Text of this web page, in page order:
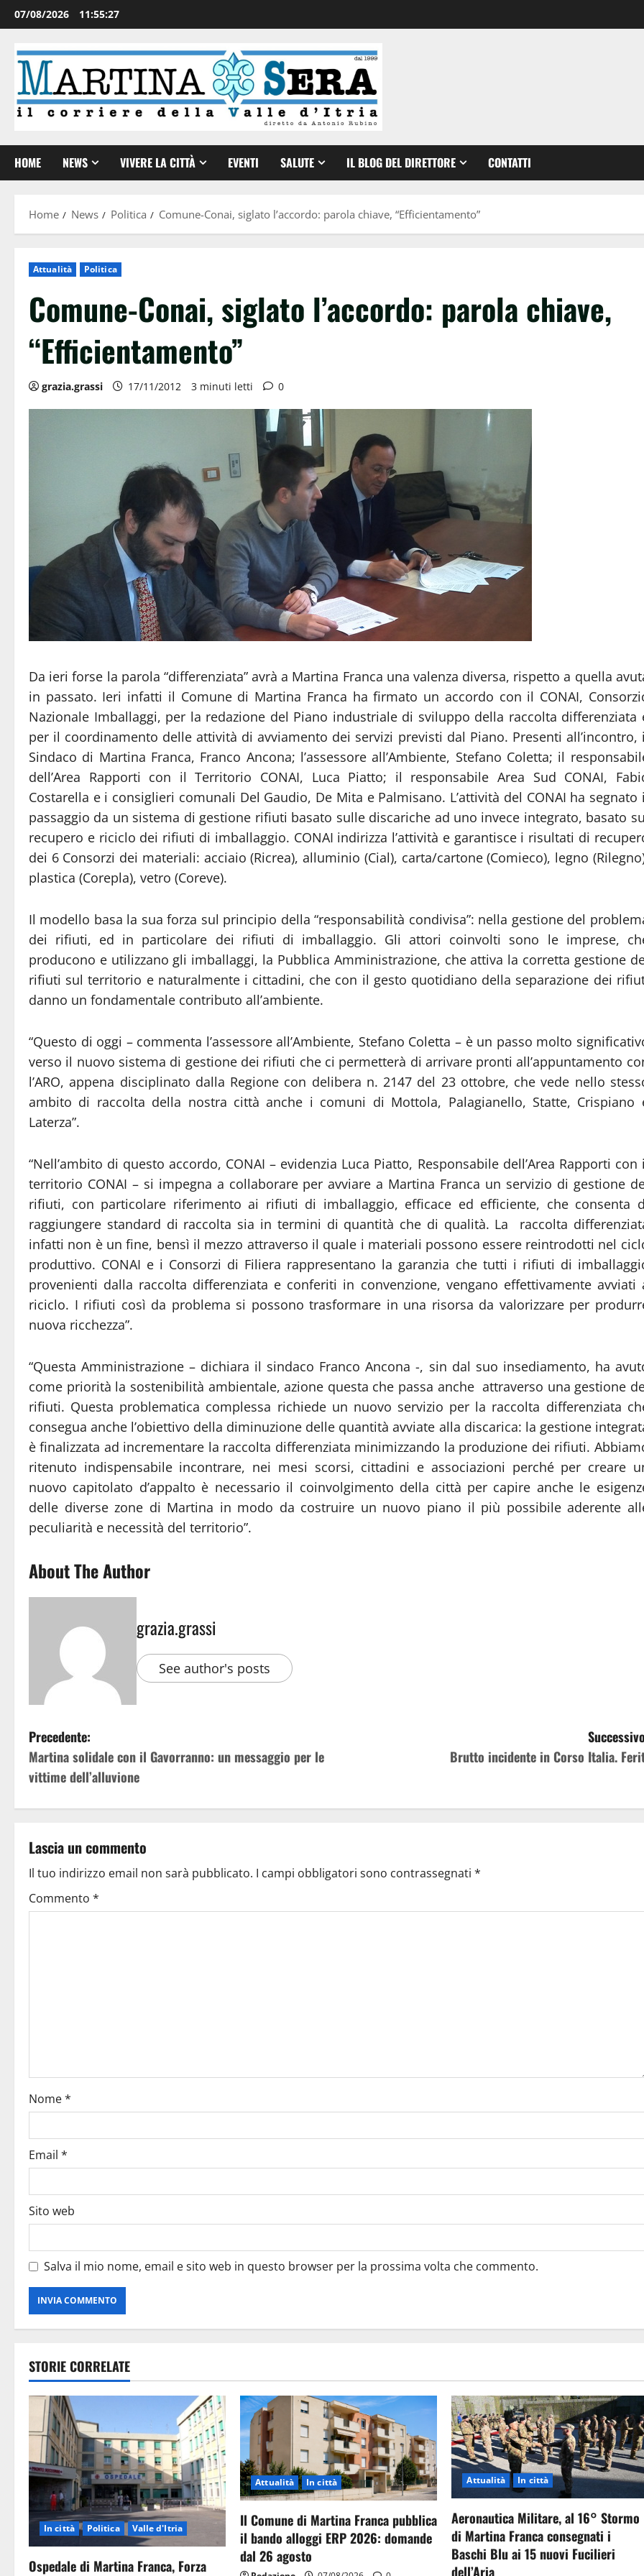
07/08/2026 11:55:28
HOME NEWS VIVERE LA CITTÀ EVENTI SALUTE IL BLOG DEL DIRETTORE CONTATTI
Home News Politica Comune-Conai, siglato l’accordo: parola chiave, “Efficientamento”
Attualità Politica
Comune-Conai, siglato l’accordo: parola chiave,
“Efficientamento”
grazia.grassi 17/11/2012 3 minuti letti 0
Da ieri forse la parola “differenziata” avrà a Martina Franca una valenza diversa, rispetto a quella
in passato. Ieri infatti il Comune di Martina Franca ha firmato un accordo con il CONAI,
Nazionale Imballaggi, per la redazione del Piano industriale di sviluppo della raccolta differenziata
per il coordinamento delle attività di avviamento dei servizi previsti dal Piano. Presenti all’incontro,
Sindaco di Martina Franca, Franco Ancona; l’assessore all’Ambiente, Stefano Coletta; il
dell’Area Rapporti con il Territorio CONAI, Luca Piatto; il responsabile Area Sud CONAI,
Costarella e i consiglieri comunali Del Gaudio, De Mita e Palmisano. L’attività del CONAI ha segnato
passaggio da un sistema di gestione rifiuti basato sulle discariche ad uno invece integrato, basato
recupero e riciclo dei rifiuti di imballaggio. CONAI indirizza l’attività e garantisce i risultati di
dei 6 Consorzi dei materiali: acciaio (Ricrea), alluminio (Cial), carta/cartone (Comieco), legno
plastica (Corepla), vetro (Coreve).
Il modello basa la sua forza sul principio della “responsabilità condivisa”: nella gestione del
dei rifiuti, ed in particolare dei rifiuti di imballaggio. Gli attori coinvolti sono le imprese,
producono e utilizzano gli imballaggi, la Pubblica Amministrazione, che attiva la corretta gestione
rifiuti sul territorio e naturalmente i cittadini, che con il gesto quotidiano della separazione dei
danno un fondamentale contributo all’ambiente.
“Questo di oggi – commenta l’assessore all’Ambiente, Stefano Coletta – è un passo molto
verso il nuovo sistema di gestione dei rifiuti che ci permetterà di arrivare pronti all’appuntamento
l’ARO, appena disciplinato dalla Regione con delibera n. 2147 del 23 ottobre, che vede nello
ambito di raccolta della nostra città anche i comuni di Mottola, Palagianello, Statte, Crispiano
Laterza”.
“Nell’ambito di questo accordo, CONAI – evidenzia Luca Piatto, Responsabile dell’Area Rapporti con
territorio CONAI – si impegna a collaborare per avviare a Martina Franca un servizio di gestione
rifiuti, con particolare riferimento ai rifiuti di imballaggio, efficace ed efficiente, che consenta
raggiungere standard di raccolta sia in termini di quantità che di qualità. La raccolta
infatti non è un fine, bensì il mezzo attraverso il quale i materiali possono essere reintrodotti nel
produttivo. CONAI e i Consorzi di Filiera rappresentano la garanzia che tutti i rifiuti di
provenienti dalla raccolta differenziata e conferiti in convenzione, vengano effettivamente avviati
riciclo. I rifiuti così da problema si possono trasformare in una risorsa da valorizzare per
nuova ricchezza”.
“Questa Amministrazione – dichiara il sindaco Franco Ancona -, sin dal suo insediamento, ha
come priorità la sostenibilità ambientale, azione questa che passa anche attraverso una gestione
rifiuti. Questa problematica complessa richiede un nuovo servizio per la raccolta differenziata
consegua anche l’obiettivo della diminuzione delle quantità avviate alla discarica: la gestione
è finalizzata ad incrementare la raccolta differenziata minimizzando la produzione dei rifiuti.
ritenuto indispensabile incontrare, nei mesi scorsi, cittadini e associazioni perché per creare
nuovo capitolato d’appalto è necessario il coinvolgimento della città per capire anche le
delle diverse zone di Martina in modo da costruire un nuovo piano il più possibile aderente
peculiarità e necessità del territorio”.
About The Author
grazia.grassi
See author's posts
Precedente:
Martina solidale con il Gavorranno: un messaggio per le
vittime dell’alluvione
Brutto incidente in Corso Italia.
Lascia un commento
Il tuo indirizzo email non sarà pubblicato. I campi obbligatori sono contrassegnati *
Commento *
Nome*
Email *
Sito web
Salva il mio nome, email e sito web in questo browser per la prossima volta che commento.
STORIE CORRELATE
In città Politica Valle d'Itria
Ospedale di Martina Franca, Forza
Attualità In città
Il Comune di Martina Franca pubblica
il bando alloggi ERP 2026: domande
dal 26 agosto
Attualità In città
Aeronautica Militare, al 16° Stormo
di Martina Franca consegnati i
Baschi Blu ai 15 nuovi Fucilieri
dell’Aria